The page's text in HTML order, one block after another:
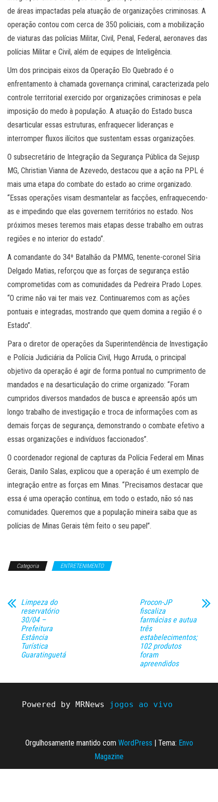
de áreas impactadas pela atuação de organizações criminosas. A
operação contou com cerca de 350 policiais, com a mobilização
de viaturas das polícias Militar, Civil, Penal, Federal, aeronaves das
polícias Militar e Civil, além de equipes de Inteligência.
Um dos principais eixos da Operação Elo Quebrado é o
enfrentamento à chamada governança criminal, caracterizada pelo
controle territorial exercido por organizações criminosas e pela
imposição do medo à população. A atuação do Estado busca
desarticular essas estruturas, enfraquecer lideranças e
interromper fluxos ilícitos que sustentam essas organizações.
O subsecretário de Integração da Segurança Pública da Sejusp
MG, Christian Vianna de Azevedo, destacou que a ação na PPL é
mais uma etapa do combate do estado ao crime organizado.
“Essas operações visam desmantelar as facções, enfraquecendo-
as e impedindo que elas governem territórios no estado. Nos
próximos meses teremos mais etapas desse trabalho em outras
regiões e no interior do estado”.
A comandante do 34º Batalhão da PMMG, tenente-coronel Síria
Delgado Matias, reforçou que as forças de segurança estão
comprometidas com as comunidades da Pedreira Prado Lopes.
“O crime não vai ter mais vez. Continuaremos com as ações
pontuais e integradas, mostrando que quem domina a região é o
Estado”.
Para o diretor de operações da Superintendência de Investigação
e Polícia Judiciária da Polícia Civil, Hugo Arruda, o principal
objetivo da operação é agir de forma pontual no cumprimento de
mandados e na desarticulação do crime organizado: “Foram
cumpridos diversos mandados de busca e apreensão após um
longo trabalho de investigação e troca de informações com as
demais forças de segurança, demonstrando o combate efetivo a
essas organizações e indivíduos faccionados”.
O coordenador regional de capturas da Polícia Federal em Minas
Gerais, Danilo Salas, explicou que a operação é um exemplo de
integração entre as forças em Minas. “Precisamos destacar que
essa é uma operação contínua, em todo o estado, não só nas
comunidades. Queremos que a população mineira saiba que as
polícias de Minas Gerais têm feito o seu papel”.
Categoria ENTRETENIMENTO
Limpeza do
reservatório
30/04 –
Prefeitura
Estância
Turística
Guaratinguetá
Procon-JP
fiscaliza
farmácias e autua
três
estabelecimentos;
102 produtos
foram
apreendidos
Powered by MRNews jogos ao vivo
Orgulhosamente mantido com WordPress Tema: Envo
Magazine